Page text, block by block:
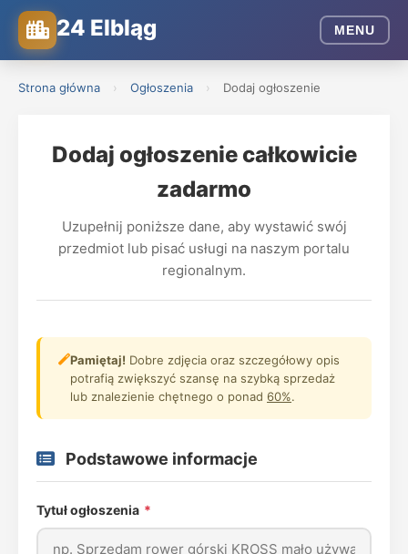
24 Elbląg MENU
Strona główna › Ogłoszenia › Dodaj ogłoszenie
Dodaj ogłoszenie całkowicie
zadarmo
Uzupełnij poniższe dane, aby wystawić swój
przedmiot lub pisać usługi na naszym portalu
regionalnym.
Pamiętaj! Dobre zdjęcia oraz szczegółowy opis
potrafią zwiększyć szansę na szybką sprzedaż
lub znalezienie chętnego o ponad 60%.
Podstawowe informacje
Tytuł ogłoszenia *